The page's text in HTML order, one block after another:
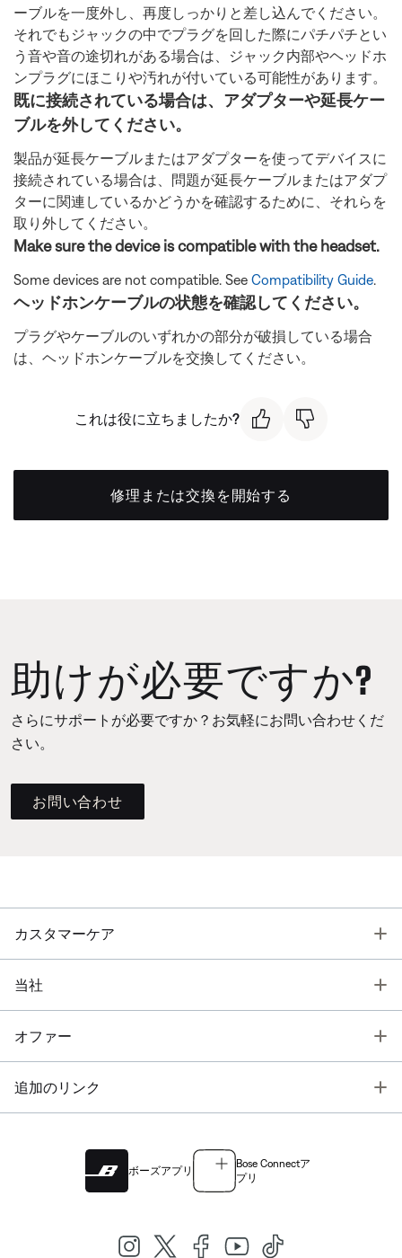
ーブルを一度外し、再度しっかりと差し込んでください。
それでもジャックの中でプラグを回した際にパチパチとい
う音や音の途切れがある場合は、ジャック内部やヘッドホ
ンプラグにほこりや汚れが付いている可能性があります。
既に接続されている場合は、アダプターや延長ケー
ブルを外してください。
製品が延長ケーブルまたはアダプターを使ってデバイスに
接続されている場合は、問題が延長ケーブルまたはアダプ
ターに関連しているかどうかを確認するために、それらを
取り外してください。
Make sure the device is compatible with the headset.
Some devices are not compatible. See Compatibility Guide.
ヘッドホンケーブルの状態を確認してください。
プラグやケーブルのいずれかの部分が破損している場合
は、ヘッドホンケーブルを交換してください。
これは役に立ちましたか?
修理または交換を開始する
助けが必要ですか?
さらにサポートが必要ですか？お気軽にお問い合わせくだ
さい。
お問い合わせ
カスタマーケア
当社
オファー
追加のリンク
ボーズアプリ
Bose Connectア
プリ